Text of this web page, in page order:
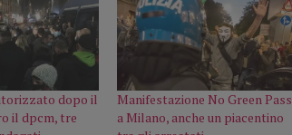
dopo il
il dpcm, tre
Manifestazione No Green Pass
a Milano, anche un piacentino